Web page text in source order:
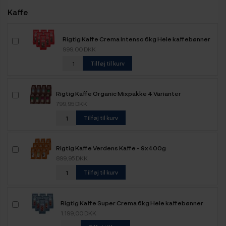
Kaffe
Rigtig Kaffe Crema Intenso 6kg Hele kaffebønner
999,00 DKK
Tilføj til kurv
Rigtig Kaffe Organic Mixpakke 4 Varianter
799,95 DKK
Tilføj til kurv
Rigtig Kaffe Verdens Kaffe - 9x400g
899,95 DKK
Tilføj til kurv
Rigtig Kaffe Super Crema 6kg Hele kaffebønner
1.199,00 DKK